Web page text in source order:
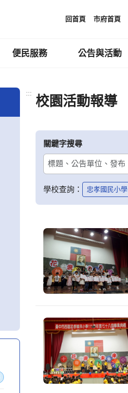
回首頁 市府首頁
便民服務 公告與活動
:::
校園活動報導
關鍵字搜尋
學校查詢： 忠孝國民小學